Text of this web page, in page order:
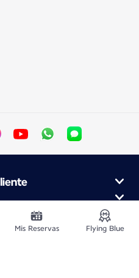
socios
Mis Reservas Flying Blue